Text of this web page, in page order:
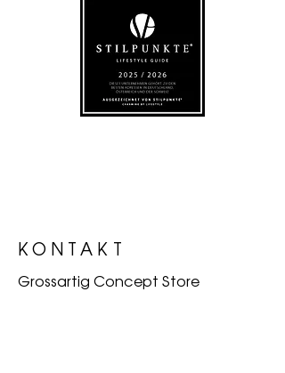
KEINE SCHWESTER
KONTAKT
Grossartig Concept Store